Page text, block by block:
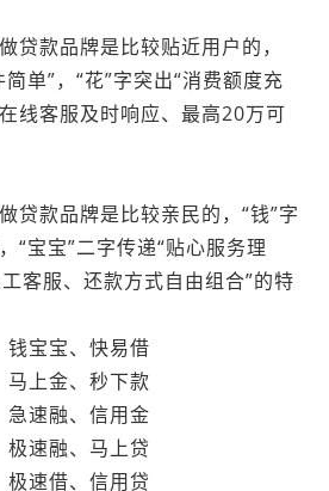
贷款品牌是比较贴近用户的，
单”，“花”字突出“消费额度充
线客服及时响应、最高20万可
贷款品牌是比较亲民的，“钱”字
“宝宝”二字传递“贴心服务理
客服、还款方式自由组合”的特
宝宝、快易借
上金、秒下款
速融、信用金
速融、马上贷
速借、信用贷